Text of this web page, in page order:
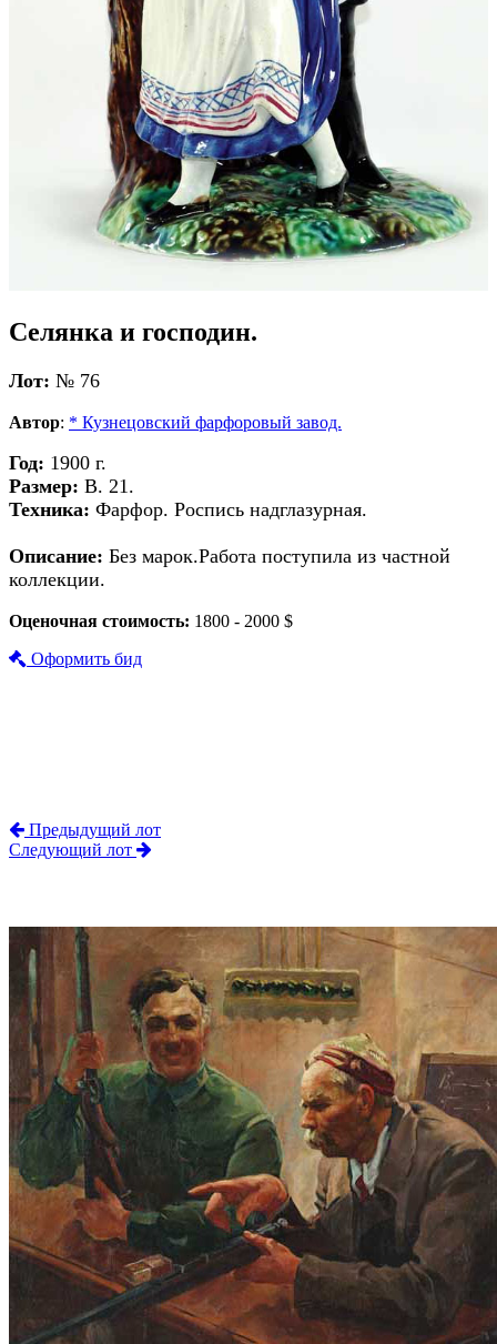
Селянка и господин.
Лот: № 76
Автор: * Кузнецовский фарфоровый завод.
Год: 1900 г.
Размер: В. 21.
Техника: Фарфор. Роспись надглазурная.
Описание: Без марок.Работа поступила из частной
коллекции.
Оценочная стоимость: 1800 - 2000 $
Оформить бид
Предыдущий лот
Следующий лот